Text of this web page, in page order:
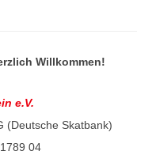
Willkommen!
e.V.
(Deutsche Skatbank)
04